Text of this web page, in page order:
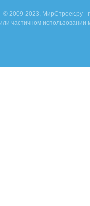
© 2009-2023, МирСтроек.ру -
частичном использовании